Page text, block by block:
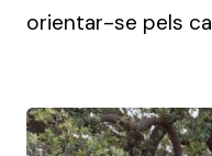
orientar-se pels